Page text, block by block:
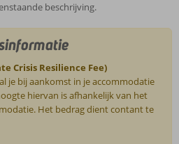
beschrijving.
Crisis Resilience Fee)
je bij aankomst in je accommodatie
hiervan is afhankelijk van het
Het bedrag dient contant te